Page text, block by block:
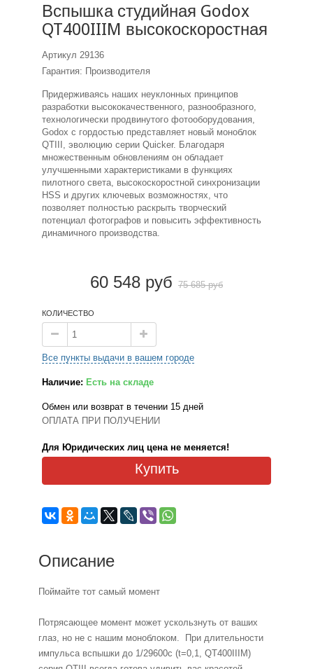
Вспышка студийная Godox
QT400IIIM высокоскоростная
Артикул 29136
Гарантия: Производителя
Придерживаясь наших неуклонных принципов
разработки высококачественного, разнообразного,
технологически продвинутого фотооборудования,
Godox с гордостью представляет новый моноблок
QTIII, эволюцию серии Quicker. Благодаря
множественным обновлениям он обладает
улучшенными характеристиками в функциях
пилотного света, высокоскоростной синхронизации
HSS и других ключевых возможностях, что
позволяет полностью раскрыть творческий
потенциал фотографов и повысить эффективность
динамичного производства.
60 548 руб 75 685 руб
КОЛИЧЕСТВО
Все пункты выдачи в вашем городе
Наличие: Есть на складе
Обмен или возврат в течении 15 дней
ОПЛАТА ПРИ ПОЛУЧЕНИИ
Для Юридических лиц цена не меняется!
Купить
Описание
Поймайте тот самый момент
Потрясающее момент может ускользнуть от ваших
глаз, но не с нашим моноблоком. При длительности
импульса вспышки до 1/29600с (t=0,1, QT400IIIM)